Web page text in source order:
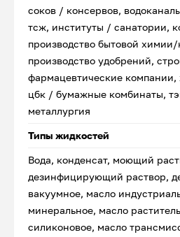
соков / консервов,
тсж, институты / санатории,
производство бытовой
производство удобрений,
фармацевтические компании,
цбк / бумажные комбинаты,
металлургия
Типы жидкостей
Вода, конденсат, моющий
дезинфицирующий раствор,
вакуумное, масло
минеральное, масло
силиконовое, масло